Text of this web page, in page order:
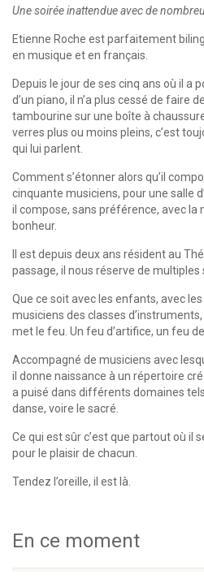
Une soirée inattendue avec de
Etienne Roche est parfaitement
en musique et en français.
Depuis le jour de ses cinq ans où il a
d’un piano, il n’a plus cessé de faire
tambourine sur une boîte à
verres plus ou moins pleins, c’est
qui lui parlent.
Comment s’étonner alors qu’il
cinquante musiciens, pour une salle
il compose, sans préférence, avec
bonheur.
Il est depuis deux ans résident au
passage, il nous réserve de multiples
Que ce soit avec les enfants, avec
musiciens des classes
met le feu. Un feu d’artifice, un feu de
Accompagné de musiciens avec
il donne naissance à un répertoire
a puisé dans différents domaines
danse, voire le sacré.
Ce qui est sûr c’est que partout où il
pour le plaisir de chacun.
Tendez l’oreille, il est là.
En ce moment